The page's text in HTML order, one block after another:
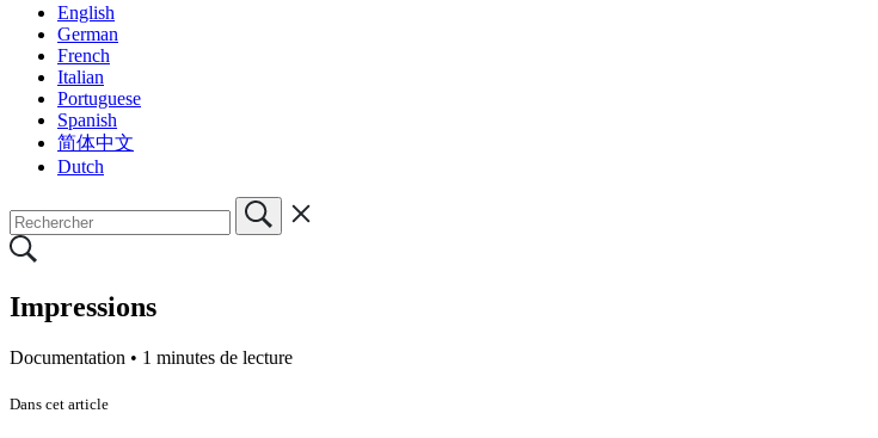
English
German
French
Italian
Portuguese
Spanish
简体中文
Dutch
Impressions
Documentation • 1 minutes de lecture
Dans cet article